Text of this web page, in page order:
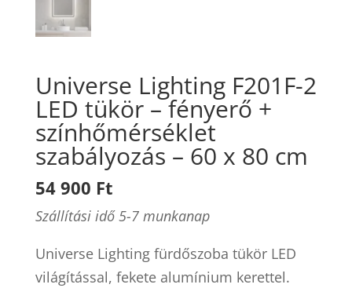
Universe Lighting F201F-2
LED tükör – fényerő +
színhőmérséklet
szabályozás – 60 x 80 cm
54 900 Ft
Szállítási idő 5-7 munkanap
Universe Lighting fürdőszoba tükör LED
világítással, fekete alumínium kerettel.